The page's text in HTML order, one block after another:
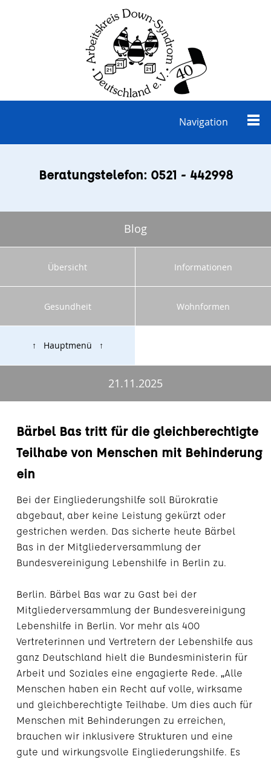
Navigation
Beratungstelefon: 0521 - 442998
Blog
Übersicht Informationen
Gesundheit Wohnformen
↑ Hauptmenü ↑
21.11.2025
Bärbel Bas tritt für die gleichberechtigte
Teilhabe von Menschen mit Behinderung
ein
Bei der Eingliederungshilfe soll Bürokratie
abgebaut, aber keine Leistung gekürzt oder
gestrichen werden. Das sicherte heute Bärbel
Bas in der Mitgliederversammlung der
Bundesvereinigung Lebenshilfe in Berlin zu.
Berlin. Bärbel Bas war zu Gast bei der
Mitgliederversammlung der Bundesvereinigung
Lebenshilfe in Berlin. Vor mehr als 400
Vertreterinnen und Vertretern der Lebenshilfe aus
ganz Deutschland hielt die Bundesministerin für
Arbeit und Soziales eine engagierte Rede. „Alle
Menschen haben ein Recht auf volle, wirksame
und gleichberechtigte Teilhabe. Um dies auch für
Menschen mit Behinderungen zu erreichen,
brauchen wir inklusivere Strukturen und eine
gute und wirkungsvolle Eingliederungshilfe. Es